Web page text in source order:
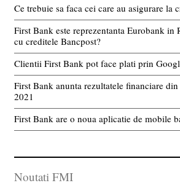
Ce trebuie sa faca cei care au asigurare la
First Bank este reprezentanta Eurobank in
cu creditele Bancpost?
Clientii First Bank pot face plati prin
First Bank anunta rezultatele financiare
2021
First Bank are o noua aplicatie de mobile
Noutati FMI